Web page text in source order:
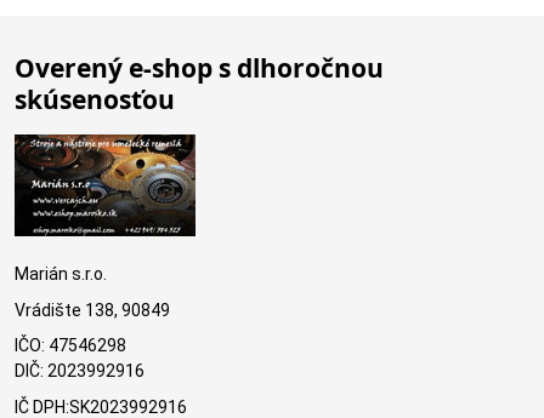
Overený e-shop s dlhoročnou
skúsenosťou
Marián s.r.o.
Vrádište 138, 90849
IČO: 47546298
DIČ: 2023992916
IČ DPH:SK2023992916